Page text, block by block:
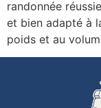
randonnée
et bien adapté à
poids et au